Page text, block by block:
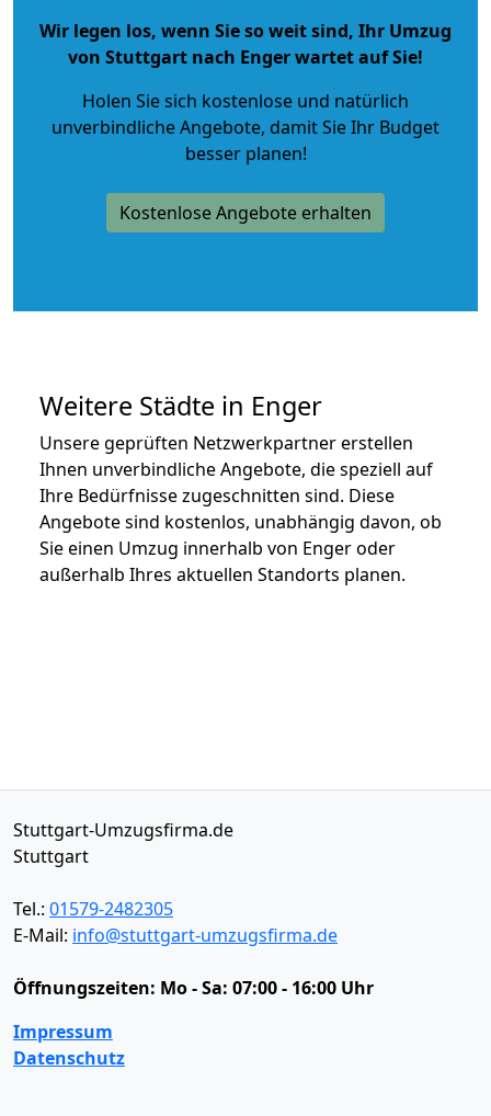
Wir legen los, wenn Sie so weit sind, Ihr Umzug
von Stuttgart nach Enger wartet auf Sie!
Holen Sie sich kostenlose und natürlich
unverbindliche Angebote, damit Sie Ihr Budget
besser planen!
Kostenlose Angebote erhalten
Weitere Städte in Enger
Unsere geprüften Netzwerkpartner erstellen
Ihnen unverbindliche Angebote, die speziell auf
Ihre Bedürfnisse zugeschnitten sind. Diese
Angebote sind kostenlos, unabhängig davon, ob
Sie einen Umzug innerhalb von Enger oder
außerhalb Ihres aktuellen Standorts planen.
Stuttgart-Umzugsfirma.de
Stuttgart
Tel.: 01579-2482305
E-Mail: info@stuttgart-umzugsfirma.de
Öffnungszeiten: Mo - Sa: 07:00 - 16:00 Uhr
Impressum
Datenschutz